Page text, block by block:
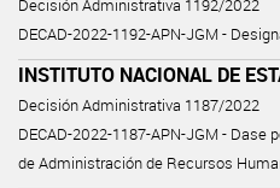
Decisión Administrativa 1192/2022
DECAD-2022-1192-APN-JGM -
INSTITUTO NACIONAL DE
Decisión Administrativa 1187/2022
DECAD-2022-1187-APN-JGM - Dase
de Administración de Recursos